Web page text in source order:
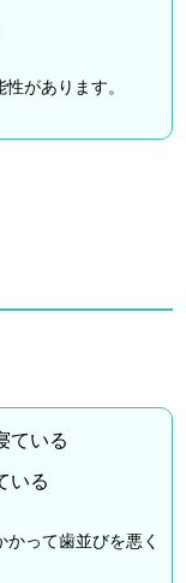
があります。
ている
いる
って歯並びを悪く